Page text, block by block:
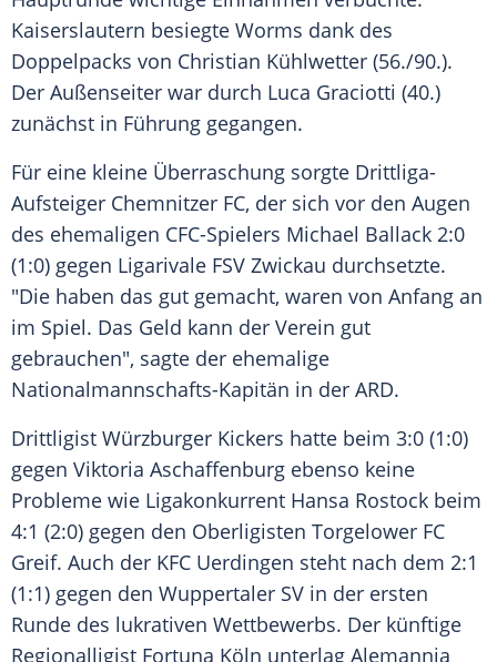
Kaiserslautern besiegte Worms dank des
Doppelpacks von Christian Kühlwetter (56./90.).
Der Außenseiter war durch Luca Graciotti (40.)
zunächst in Führung gegangen.
Für eine kleine Überraschung sorgte Drittliga-
Aufsteiger Chemnitzer FC, der sich vor den Augen
des ehemaligen CFC-Spielers Michael Ballack 2:0
(1:0) gegen Ligarivale FSV Zwickau durchsetzte.
"Die haben das gut gemacht, waren von Anfang an
im Spiel. Das Geld kann der Verein gut
gebrauchen", sagte der ehemalige
Nationalmannschafts-Kapitän in der ARD.
Drittligist Würzburger Kickers hatte beim 3:0 (1:0)
gegen Viktoria Aschaffenburg ebenso keine
Probleme wie Ligakonkurrent Hansa Rostock beim
4:1 (2:0) gegen den Oberligisten Torgelower FC
Greif. Auch der KFC Uerdingen steht nach dem 2:1
(1:1) gegen den Wuppertaler SV in der ersten
Runde des lukrativen Wettbewerbs. Der künftige
Regionalligist Fortuna Köln unterlag Alemannia